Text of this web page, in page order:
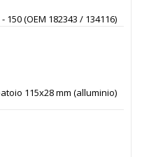
(OEM 182343 / 134116)
115x28 mm (alluminio)